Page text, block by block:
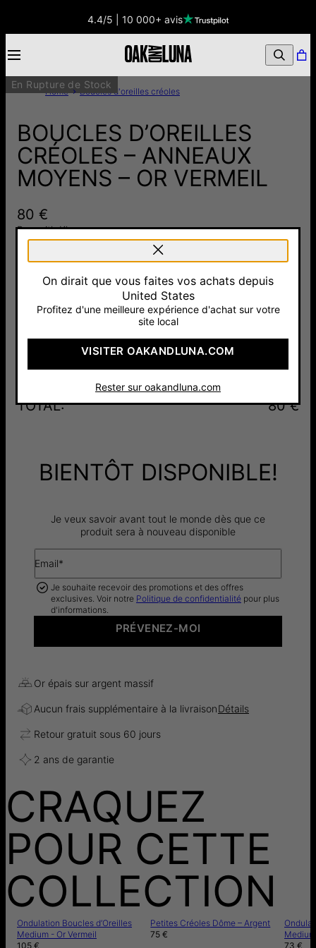
4.4/5 | 10 000+ avis
En Rupture de Stock
Home Boucles d'oreilles créoles
BOUCLES D’OREILLES
CRÉOLES – ANNEAUX
MOYENS – OR VERMEIL
80 €
Pay with Klarna
60 €
Or Vermeil
18cts
80 €
Sélectionnez la taille des boucles d'oreilles :
Moyen
TOTAL: 80 €
BIENTÔT DISPONIBLE!
Je veux savoir avant tout le monde dès que ce
produit sera à nouveau disponible
Email*
Je souhaite recevoir des promotions et des offres
exclusives. Voir notre Politique de confidentialité pour plus
d'informations.
PRÉVENEZ-MOI
Or épais sur argent massif
Aucun frais supplémentaire à la livraisonDétails
Retour gratuit sous 60 jours
2 ans de garantie
CRAQUEZ
POUR CETTE
COLLECTION
Ondulation Boucles d’Oreilles
Medium - Or Vermeil
105 €
Petites Créoles Dôme – Argent
75 €
73 €
On dirait que vous faites vos achats depuis
United States
Profitez d'une meilleure expérience d'achat sur votre
site local
VISITER OAKANDLUNA.COM
Rester sur oakandluna.com